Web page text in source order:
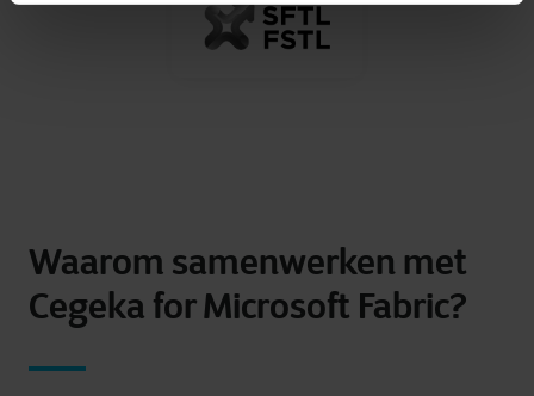
Waarom samenwerken met
Cegeka for Microsoft Fabric?